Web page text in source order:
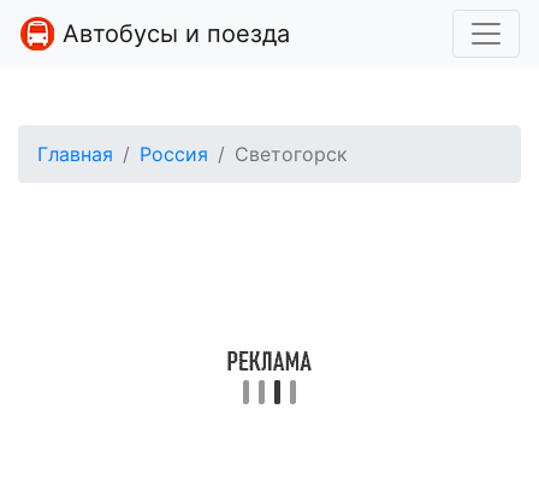
Автобусы и поезда
Главная Россия Светогорск